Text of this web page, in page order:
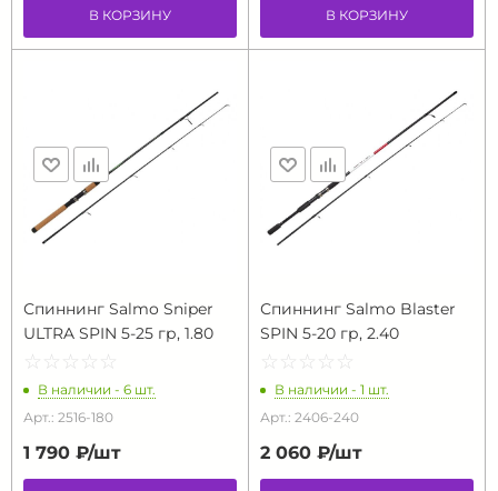
В КОРЗИНУ В КОРЗИНУ
Спиннинг Salmo Sniper
ULTRA SPIN 5-25 гр, 1.80
☆ ☆ ☆ ☆ ☆
★ ★ ★ ★ ★
В наличии - 6 шт.
Арт.: 2516-180
1 790 ₽/шт
Спиннинг Salmo Blaster
SPIN 5-20 гр, 2.40
☆ ☆ ☆ ☆ ☆
★ ★ ★ ★ ★
В наличии - 1 шт.
Арт.: 2406-240
2 060 ₽/шт